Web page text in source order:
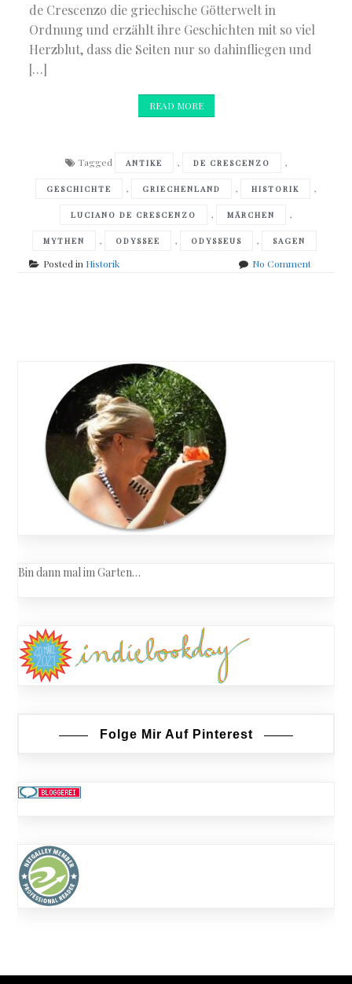
de Crescenzo die griechische Götterwelt in
Ordnung und erzählt ihre Geschichten mit so viel
Herzblut, dass die Seiten nur so dahinfliegen und
[…]
READ MORE
Tagged ANTIKE , DE CRESCENZO ,
GESCHICHTE , GRIECHENLAND , HISTORIK ,
LUCIANO DE CRESCENZO , MÄRCHEN ,
MYTHEN , ODYSSEE , ODYSSEUS , SAGEN
Posted in Historik No Commenton
navigation
Bin dann mal im Garten…
Folge Mir Auf Pinterest